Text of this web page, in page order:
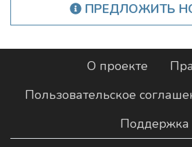
ПРЕДЛОЖИТЬ
О проекте
Пользовательское
Поддержка